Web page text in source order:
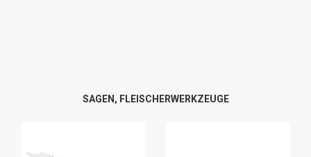
SAGEN, FLEISCHERWERKZEUGE